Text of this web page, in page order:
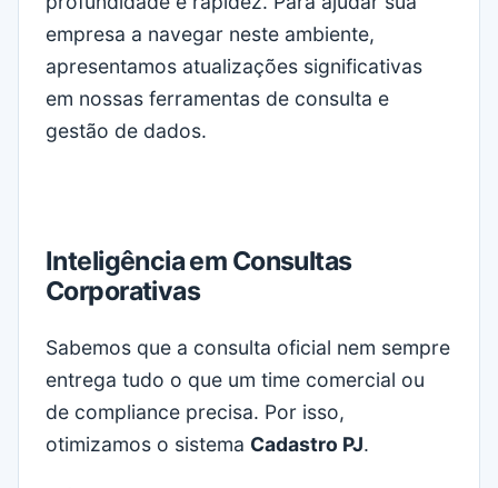
empresa a navegar neste ambiente,
apresentamos atualizações significativas
em nossas ferramentas de consulta e
gestão de dados.
Inteligência em Consultas
Corporativas
Sabemos que a consulta oficial nem sempre
entrega tudo o que um time comercial ou
de compliance precisa. Por isso,
otimizamos o sistema Cadastro PJ.